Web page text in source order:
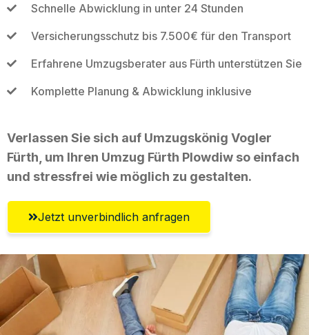
Schnelle Abwicklung in unter 24 Stunden
Versicherungsschutz bis 7.500€ für den Transport
Erfahrene Umzugsberater aus Fürth unterstützen Sie
Komplette Planung & Abwicklung inklusive
Verlassen Sie sich auf Umzugskönig Vogler
Fürth, um Ihren Umzug Fürth Plowdiw so einfach
und stressfrei wie möglich zu gestalten.
Jetzt unverbindlich anfragen